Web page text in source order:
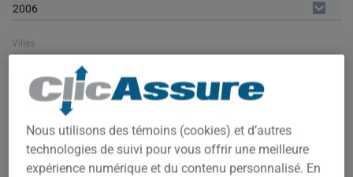
2006
Villes
TOUTES LES VILLES
COÛTS D'ASSURANCE AUTO
SCION XB 2006 DEPUIS 2024.
Nous utilisons des témoins (cookies) et d’autres
technologies de suivi pour vous offrir une meilleure
expérience numérique et du contenu personnalisé. En